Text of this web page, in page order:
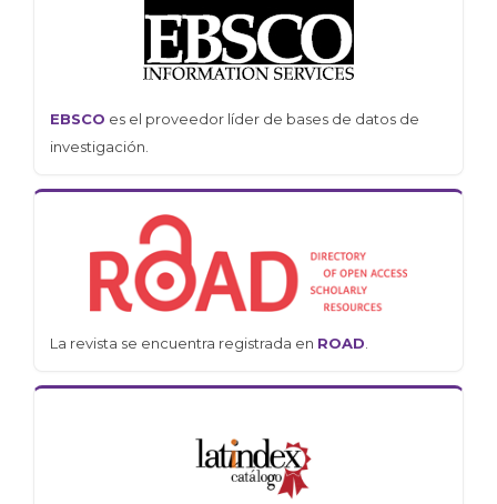
EBSCO es el proveedor líder de bases de datos de
investigación.
La revista se encuentra registrada en ROAD.